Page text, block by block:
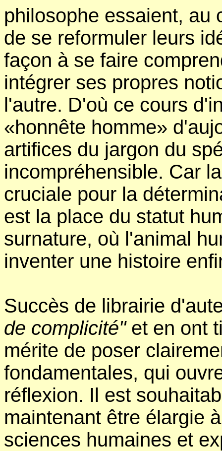
philosophe essaient, au
de se reformuler leurs
façon à se faire
intégrer ses propres
l'autre. D'où ce cours
«honnête homme»
artifices du jargon du
incompréhensible. Car
cruciale pour la
est la place du statut
surnature, où l'animal
inventer une histoire
Succès de librairie
de complicité"et en ont
mérite de poser
fondamentales, qui
réflexion. Il est
maintenant être élargie
sciences humaines et